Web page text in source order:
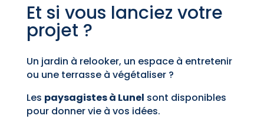
Et si vous lanciez votre
projet ?
Un jardin à relooker, un espace à entretenir
ou une terrasse à végétaliser ?
Les paysagistes à Lunel sont disponibles
pour donner vie à vos idées.